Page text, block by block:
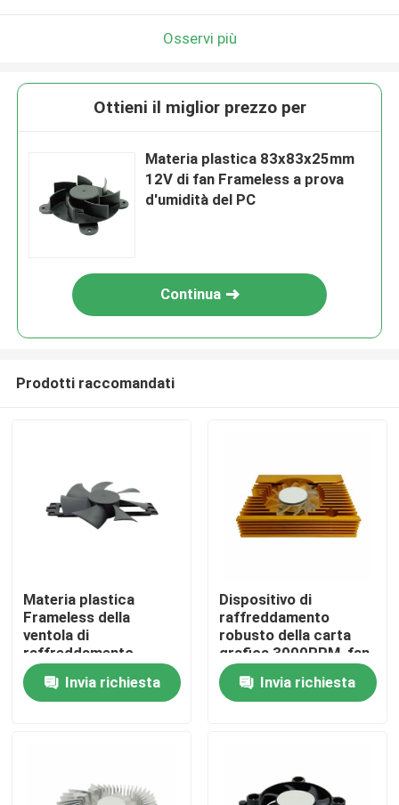
Casa
Prodotti
Fatory Tour
Osservi più
Ottieni il miglior prezzo per
Materia plastica 83x83x25mm
12V di fan Frameless a prova
d'umidità del PC
Continua
Prodotti raccomandati
Materia plastica
Frameless della
ventola di
raffreddamento
120x120x25mm del
server 12VInvia richiesta
Dispositivo di
raffreddamento
robusto della carta
grafica 3000RPM, fan
pratico del
dissipatore di calore
di VC-AL4002 VGA
Invia richiesta